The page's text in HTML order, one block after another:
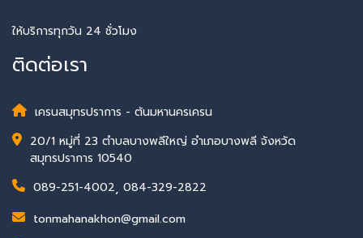
ให้บริการทุกวัน 24 ชั่วโมง
ติดต่อเรา
เครนสมุทรปราการ - ต้นมหานครเครน
20/1 หมู่ที่ 23 ตำบลบางพลีใหญ่ อำเภอบางพลี จังหวัด
สมุทรปราการ 10540
089-251-4002, 084-329-2822
tonmahanakhon@gmail.com